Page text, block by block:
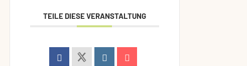
TEILE DIESE VERANSTALTUNG